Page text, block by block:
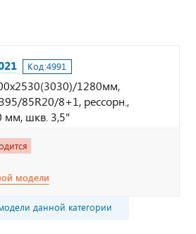
Код:4991
1280мм,
85R20/8+1, рессорн.,
мм, шкв. 3,5"
модели
данной категории